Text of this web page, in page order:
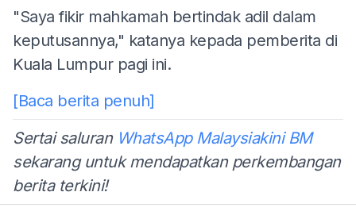
"Saya fikir mahkamah bertindak adil dalam
keputusannya," katanya kepada pemberita di
Kuala Lumpur pagi ini.
[Baca berita penuh]
Sertai saluran WhatsApp Malaysiakini BM
sekarang untuk mendapatkan perkembangan
berita terkini!